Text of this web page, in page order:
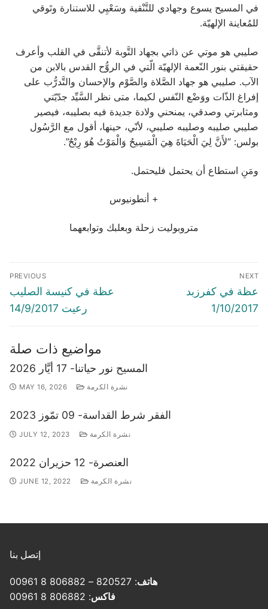
في المسيح يسوع وجهادي للتَّنْقية وسَعْيِي للاستنارة وتَوقي
للمُعاينة الإلهيّة.
صليبي هو موتي عن ذاتي بجهاد التَّوبة لأتنقَّى في القلب وأعرف
حقيقتي بنور النّعمة الإلهيّة الّتي في الروُّح القدس بالابن من
الآب. صليبي هو جهاد الصَّلاة والصَّوْم والإحسان والتَّدرُّب على
إفراغ الذّات ووَضْع النّفس لكيما، متى نظر السَّيِّد جدّيّتي
ومثابرتي وصدقي، يمنحني ولادة جديدة فيه بصليبه، فيصير
صليبي صليبه وصليبه صليبي، لأنّي، حينها، أقول مع الرَّسُول
بولس: “لأَنَّ لِيَ الْحَيَاةَ هِيَ الْمَسِيحُ وَالْمَوْتُ هُوَ رِبْحٌ”.
ومَنِ استطاع أن يحتمل فليحتمل.
+ أنطونيوس
متروبوليت زحلة وبعلبك وتوابعهما
Post
navigation
PREVIOUS
Previous
post:
عظة في كنيسة الصليب
رعيت 14/9/2017
NEXT
Next
عظة في كفرزبد
1/10/2017
مواضيع ذات صلة
المسيح نور حياتنا- 17 أيَّار 2026
MAY 16, 2026 نشرة الكرمة
الفقر شرط القداسة- 09 تمّوز 2023
JULY 12, 2023 نشرة الكرمة
العنصرة- 12 حزيران 2022
JUNE 12, 2022 نشرة الكرمة
إتصل بنا
هاتف: 820527 – 806882 8 00961
فاكس: 806882 8 00961